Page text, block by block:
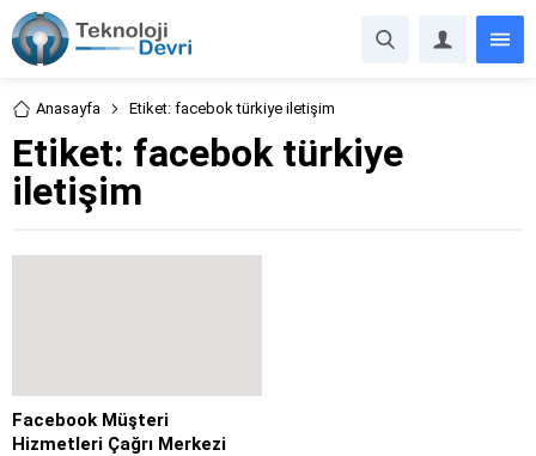
Anasayfa Etiket: facebok türkiye iletişim
Etiket: facebok türkiye
iletişim
Facebook Müşteri
Hizmetleri Çağrı Merkezi